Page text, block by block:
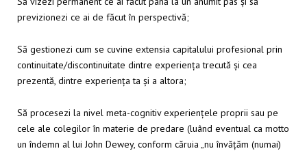
previzionezi ce ai de făcut în perspectivă;
Să gestionezi cum se cuvine extensia capitalului profesional prin
continuitate/discontinuitate dintre experiența trecută și cea
prezentă, dintre experiența ta și a altora;
Să procesezi la nivel meta-cognitiv experiențele proprii sau pe
cele ale colegilor în materie de predare (luând eventual ca motto
un îndemn al lui John Dewey, conform căruia „nu învățăm (numai)